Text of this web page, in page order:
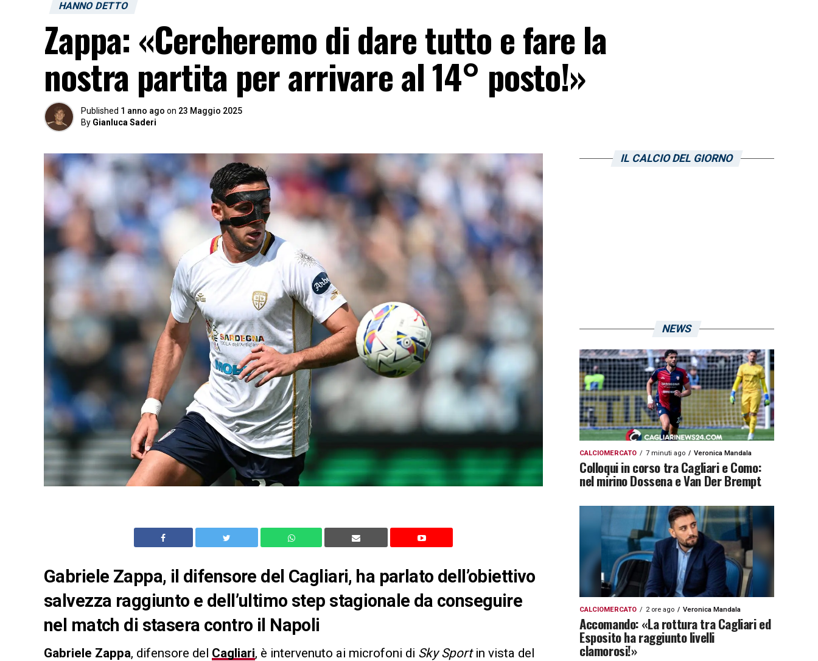
HANNO DETTO
Zappa: «Cercheremo di dare tutto e fare la
nostra partita per arrivare al 14° posto!»
Published 1 anno ago on 23 Maggio 2025
By Gianluca Saderi
Gabriele Zappa, il difensore del Cagliari, ha parlato dell’obiettivo
salvezza raggiunto e dell’ultimo step stagionale da conseguire
nel match di stasera contro il Napoli
Gabriele Zappa, difensore del Cagliari, è intervenuto ai microfoni di Sky Sportin vista del
IL CALCIO DEL GIORNO
NEWS
CALCIOMERCATO 7 minuti ago Veronica Mandala
Colloqui in corso tra Cagliari e Como:
nel mirino Dossena e Van Der Brempt
CALCIOMERCATO 2 ore ago Veronica Mandala
Accomando: «La rottura tra Cagliari ed
Esposito ha raggiunto livelli
clamorosi!»